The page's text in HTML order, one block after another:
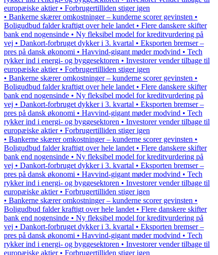
europæiske aktier • Forbrugertilliden stiger igen
• Bankerne skærer omkostninger – kunderne scorer gevinsten •
Boligudbud falder kraftigt over hele landet • Flere danskere skifter
bank end nogensinde • Ny fleksibel model for kreditvurdering på
vej • Dankort-forbruget dykker i 3. kvartal • Eksporten bremser –
pres på dansk økonomi • Havvind-gigant møder modvind • Tech
rykker ind i energi- og byggesektoren • Investorer vender tilbage til
europæiske aktier • Forbrugertilliden stiger igen
• Bankerne skærer omkostninger – kunderne scorer gevinsten •
Boligudbud falder kraftigt over hele landet • Flere danskere skifter
bank end nogensinde • Ny fleksibel model for kreditvurdering på
vej • Dankort-forbruget dykker i 3. kvartal • Eksporten bremser –
pres på dansk økonomi • Havvind-gigant møder modvind • Tech
rykker ind i energi- og byggesektoren • Investorer vender tilbage til
europæiske aktier • Forbrugertilliden stiger igen
• Bankerne skærer omkostninger – kunderne scorer gevinsten •
Boligudbud falder kraftigt over hele landet • Flere danskere skifter
bank end nogensinde • Ny fleksibel model for kreditvurdering på
vej • Dankort-forbruget dykker i 3. kvartal • Eksporten bremser –
pres på dansk økonomi • Havvind-gigant møder modvind • Tech
rykker ind i energi- og byggesektoren • Investorer vender tilbage til
europæiske aktier • Forbrugertilliden stiger igen
• Bankerne skærer omkostninger – kunderne scorer gevinsten •
Boligudbud falder kraftigt over hele landet • Flere danskere skifter
bank end nogensinde • Ny fleksibel model for kreditvurdering på
vej • Dankort-forbruget dykker i 3. kvartal • Eksporten bremser –
pres på dansk økonomi • Havvind-gigant møder modvind • Tech
rykker ind i energi- og byggesektoren • Investorer vender tilbage til
europæiske aktier • Forbrugertilliden stiger igen